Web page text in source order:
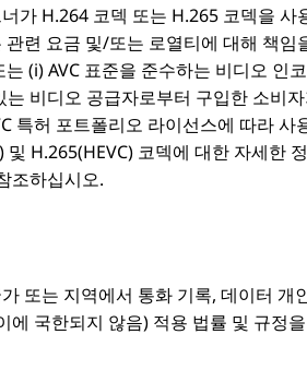
가 H.264 코덱 또는 H.265 코덱을
련 요금 및/또는 로열티에 대해 책
(i) AVC 표준을 준수하는 비디오 인
는 비디오 공급자로부터 구입한 소비
특허 포트폴리오 라이선스에 따라
H.265(HEVC) 코덱에 대한 자세한
조하십시오.
또는 지역에서 통화 기록, 데이터
에 국한되지 않음) 적용 법률 및 규정